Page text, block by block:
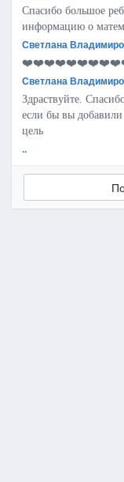
Спасибо большое
информацию о
Светлана
Светлана
Здраствуйте.
если бы вы добавили
цель
..